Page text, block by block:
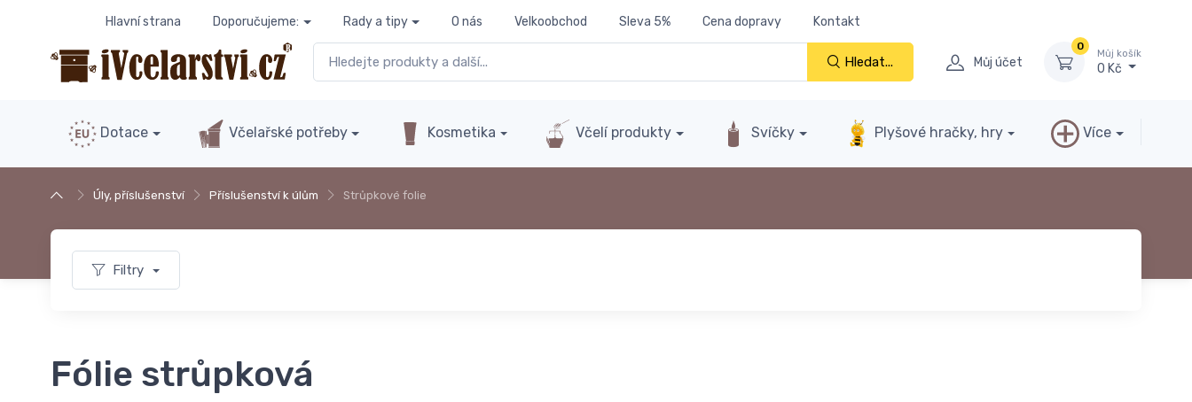
Hlavní strana Doporučujeme: Rady a tipy O nás Velkoobchod Sleva 5% Cena dopravy Kontakt
Hledat... Můj účet
0
Můj košík
0 Kč
Dotace Včelařské potřeby Kosmetika Včelí produkty Svíčky Plyšové hračky, hry Více
Úly, příslušenství Příslušenství k úlům Strůpkové folie
Filtry
Fólie strůpková